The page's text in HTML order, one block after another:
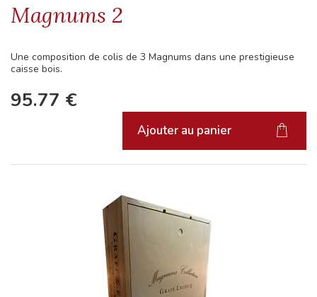
Magnums 2
Une composition de colis de 3 Magnums dans une prestigieuse
caisse bois.
95.77 €
Ajouter au panier